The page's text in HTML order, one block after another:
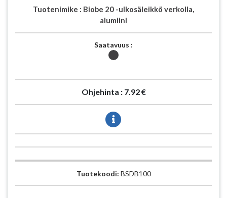
Tuotenimike : Biobe 20 -ulkosäleikkö verkolla,
alumiini
Saatavuus :
Ohjehinta : 7.92 €
Tuotekoodi: BSDB100